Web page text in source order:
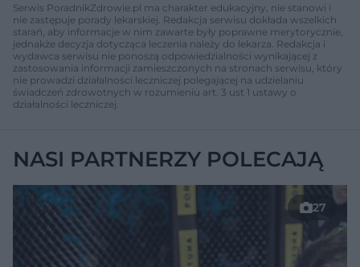
Serwis PoradnikZdrowie.pl ma charakter edukacyjny, nie stanowi i
nie zastępuje porady lekarskiej. Redakcja serwisu dokłada wszelkich
starań, aby informacje w nim zawarte były poprawne merytorycznie,
jednakże decyzja dotycząca leczenia należy do lekarza. Redakcja i
wydawca serwisu nie ponoszą odpowiedzialności wynikającej z
zastosowania informacji zamieszczonych na stronach serwisu, który
nie prowadzi działalności leczniczej polegającej na udzielaniu
świadczeń zdrowotnych w rozumieniu art. 3 ust 1 ustawy o
działalności leczniczej.
NASI PARTNERZY POLECAJĄ
27